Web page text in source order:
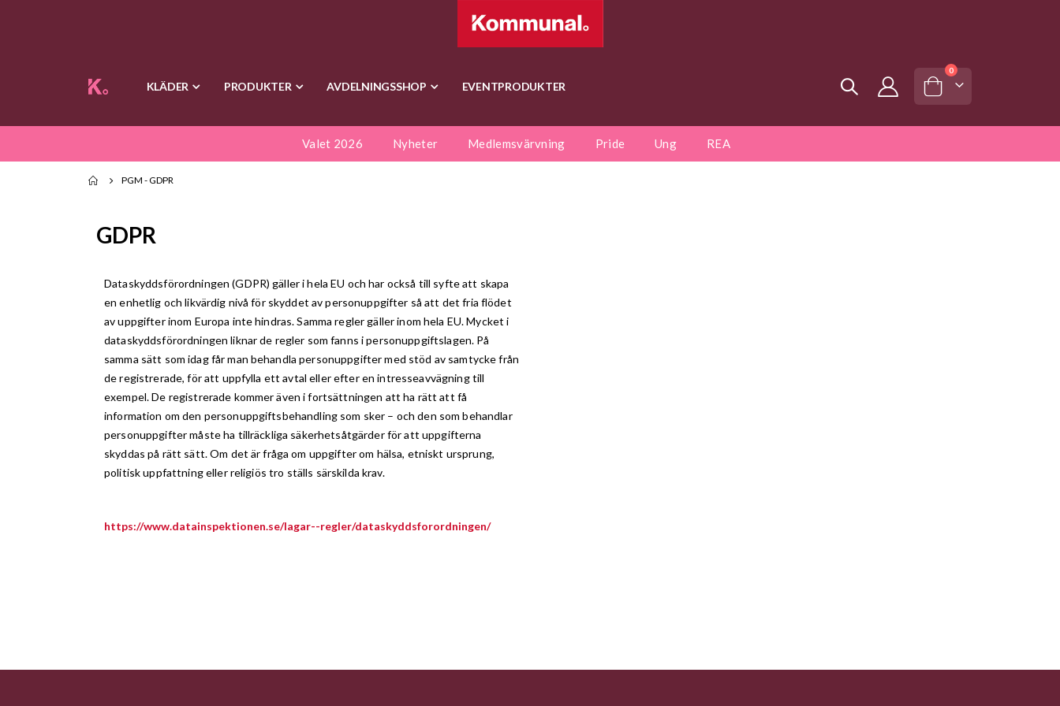
KLÄDER PRODUKTER AVDELNINGSSHOP EVENTPRODUKTER
Cart
0artiklar
Valet 2026 Nyheter Medlemsvärvning Pride Ung REA
PGM - GDPR
GDPR
Dataskyddsförordningen (GDPR) gäller i hela EU och har också till syfte att skapa
en enhetlig och likvärdig nivå för skyddet av personuppgifter så att det fria flödet
av uppgifter inom Europa inte hindras. Samma regler gäller inom hela EU. Mycket i
dataskyddsförordningen liknar de regler som fanns i personuppgiftslagen. På
samma sätt som idag får man behandla personuppgifter med stöd av samtycke från
de registrerade, för att uppfylla ett avtal eller efter en intresseavvägning till
exempel. De registrerade kommer även i fortsättningen att ha rätt att få
information om den personuppgiftsbehandling som sker – och den som behandlar
personuppgifter måste ha tillräckliga säkerhetsåtgärder för att uppgifterna
skyddas på rätt sätt. Om det är fråga om uppgifter om hälsa, etniskt ursprung,
politisk uppfattning eller religiös tro ställs särskilda krav.
https://www.datainspektionen.se/lagar--regler/dataskyddsforordningen/